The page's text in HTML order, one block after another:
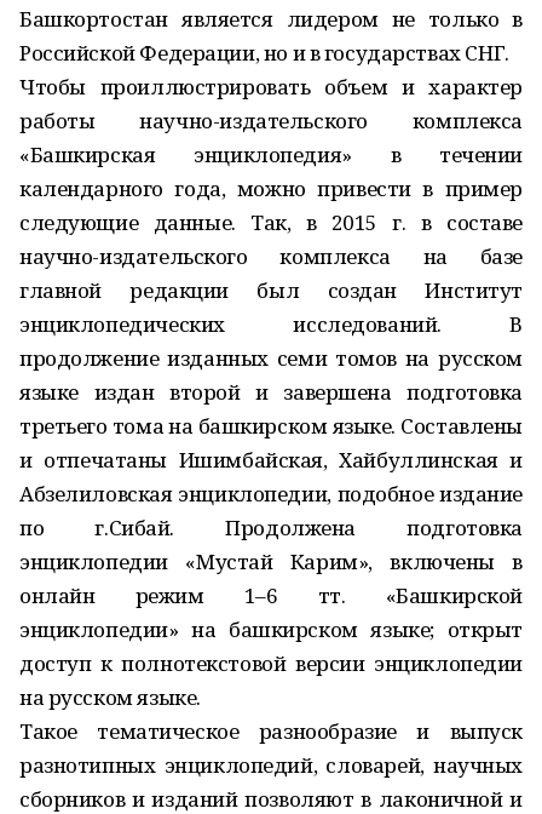
Башкортостан является лидером не только в
Российской Федерации, но и в государствах СНГ.
Чтобы проиллюстрировать объем и характер
работы научно-издательского комплекса
«Башкирская энциклопедия» в течении
календарного года, можно привести в пример
следующие данные. Так, в 2015 г. в составе
научно-издательского комплекса на базе
главной редакции был создан Институт
энциклопедических исследований. В
продолжение изданных семи томов на русском
языке издан второй и завершена подготовка
третьего тома на башкирском языке. Составлены
и отпечатаны Ишимбайская, Хайбуллинская и
Абзелиловская энциклопедии, подобное издание
по г.Сибай. Продолжена подготовка
энциклопедии «Мустай Карим», включены в
онлайн режим 1–6 тт. «Башкирской
энциклопедии» на башкирском языке; открыт
доступ к полнотекстовой версии энциклопедии
на русском языке.
Такое тематическое разнооб­разие и выпуск
разнотипных энциклопедий, словарей, научных
сборников и изданий позволяют в лаконичной и